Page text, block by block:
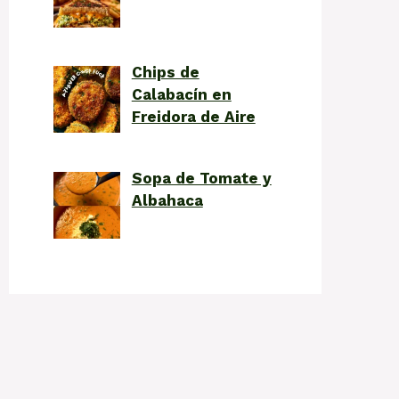
Chips de
Calabacín en
Freidora de Aire
Sopa de Tomate y
Albahaca